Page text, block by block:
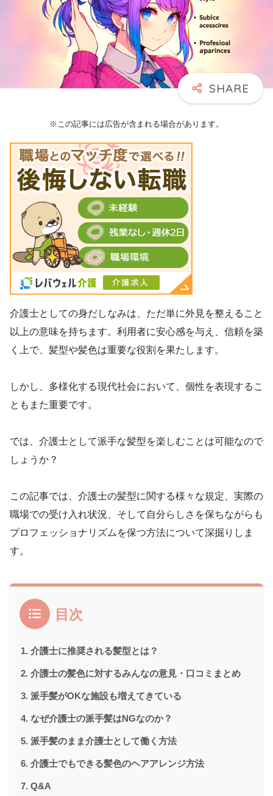
※この記事には広告が含まれる場合があります。
介護士としての身だしなみは、ただ単に外見を整えること
以上の意味を持ちます。利用者に安心感を与え、信頼を築
く上で、髪型や髪色は重要な役割を果たします。
しかし、多様化する現代社会において、個性を表現するこ
ともまた重要です。
では、介護士として派手な髪型を楽しむことは可能なので
しょうか？
この記事では、介護士の髪型に関する様々な規定、実際の
職場での受け入れ状況、そして自分らしさを保ちながらも
プロフェッショナリズムを保つ方法について深掘りしま
す。
目次
介護士に推奨される髪型とは？
介護士の髪色に対するみんなの意見・口コミまとめ
派手髪がOKな施設も増えてきている
なぜ介護士の派手髪はNGなのか？
派手髪のまま介護士として働く方法
介護士でもできる髪色のヘアアレンジ方法
Q&A